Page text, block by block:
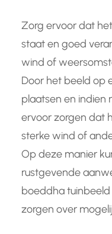
Zorg ervoor dat
staat en goed
wind of
Door het beeld op
plaatsen en indien
ervoor zorgen dat
sterke wind of
Op deze manier
rustgevende
boeddha
zorgen over